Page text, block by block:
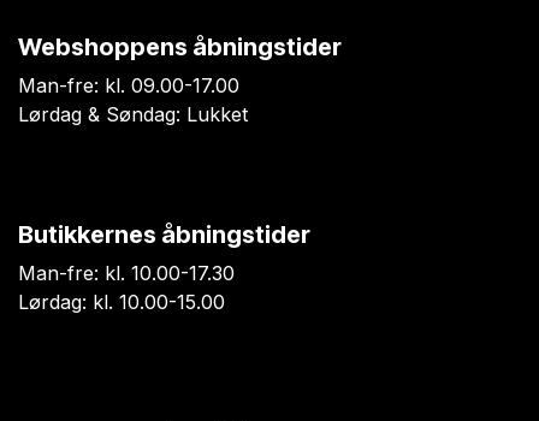
Webshoppens åbningstider
Man-fre: kl. 09.00-17.00
Lørdag & Søndag: Lukket
Butikkernes åbningstider
Man-fre: kl. 10.00-17.30
Lørdag: kl. 10.00-15.00